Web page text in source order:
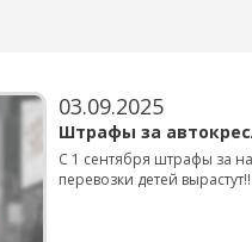
03.09.2025
Штрафы за
С 1 сентября штрафы за
перевозки детей вырастут!!